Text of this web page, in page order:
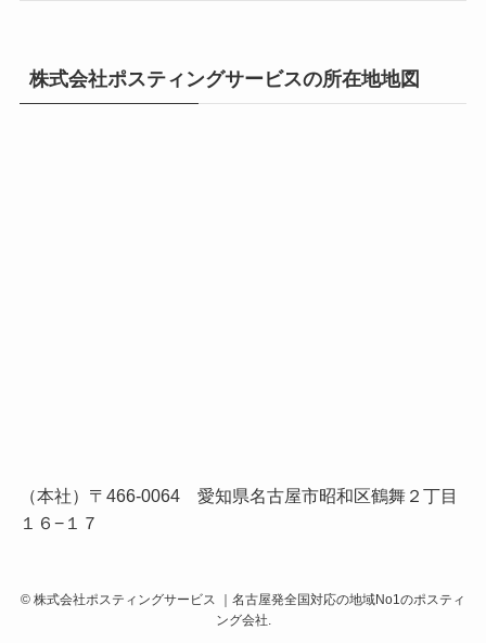
株式会社ポスティングサービスの所在地地図
（本社）〒466-0064 愛知県名古屋市昭和区鶴舞２丁目
１６−１７
© 株式会社ポスティングサービス ｜名古屋発全国対応の地域No1のポスティ
ング会社.